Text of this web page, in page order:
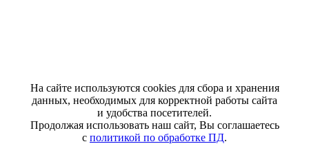
На сайте используются cookies для сбора и хранения
данных, необходимых для корректной работы сайта
и удобства посетителей.
Продолжая использовать наш сайт, Вы соглашаетесь
с политикой по обработке ПД.